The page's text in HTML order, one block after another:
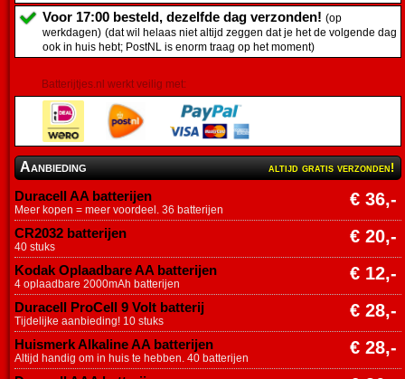
Voor 17:00 besteld, dezelfde dag verzonden! (op
werkdagen) (dat wil helaas niet altijd zeggen dat je het de volgende dag
ook in huis hebt; PostNL is enorm traag op het moment)
Batterijtjes.nl werkt veilig met:
Aanbieding altijd gratis verzonden!
Duracell AA batterijen € 36,-
Meer kopen = meer voordeel. 36 batterijen
CR2032 batterijen € 20,-
40 stuks
Kodak Oplaadbare AA batterijen € 12,-
4 oplaadbare 2000mAh batterijen
Duracell ProCell 9 Volt batterij € 28,-
Tijdelijke aanbieding! 10 stuks
Huismerk Alkaline AA batterijen € 28,-
Altijd handig om in huis te hebben. 40 batterijen